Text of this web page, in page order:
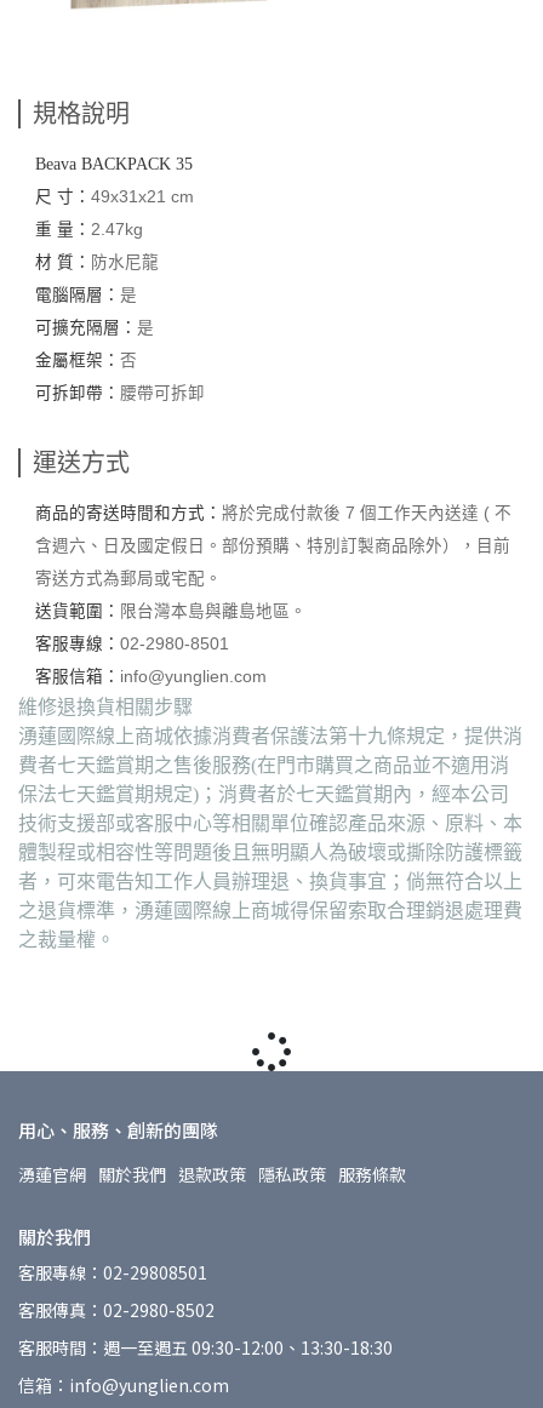
規格說明
Beava BACKPACK 35
尺 寸： 49x31x21 cm
重 量： 2.47kg
材 質： 防水尼龍
電腦隔層： 是
可擴充隔層： 是
金屬框架： 否
可拆卸帶： 腰帶可拆卸
運送方式
商品的寄送時間和方式： 將於完成付款後 7 個工作天內送達 ( 不
含週六、日及國定假日。部份預購、特別訂製商品除外），目前
寄送方式為郵局或宅配。
送貨範圍： 限台灣本島與離島地區。
客服專線： 02-2980-8501
客服信箱： info@yunglien.com
維修退換貨相關步驟
湧蓮國際線上商城依據消費者保護法第十九條規定，提供消
費者七天鑑賞期之售後服務(在門市購買之商品並不適用消
保法七天鑑賞期規定)；消費者於七天鑑賞期內，經本公司
技術支援部或客服中心等相關單位確認產品來源、原料、本
體製程或相容性等問題後且無明顯人為破壞或撕除防護標籤
者，可來電告知工作人員辦理退、換貨事宜；倘無符合以上
之退貨標準，湧蓮國際線上商城得保留索取合理銷退處理費
之裁量權。
用心、服務、創新的團隊
湧蓮官網 關於我們 退款政策 隱私政策 服務條款
關於我們
客服專線：02-29808501
客服傳真：02-2980-8502
客服時間：週一至週五 09:30-12:00、13:30-18:30
信箱：info@yunglien.com